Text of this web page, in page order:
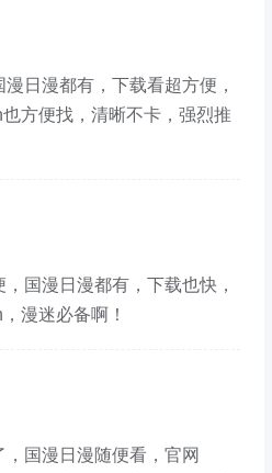
日漫都有，下载看超方便，
方便找，清晰不卡，强烈推
国漫日漫都有，下载也快，
漫迷必备啊！
国漫日漫随便看，官网